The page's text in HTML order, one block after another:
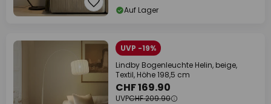
Auf Lager
UVP -19%
Lindby Bogenleuchte Helin, beige,
Textil, Höhe 198,5 cm
CHF 169.90
UVPCHF 209.90